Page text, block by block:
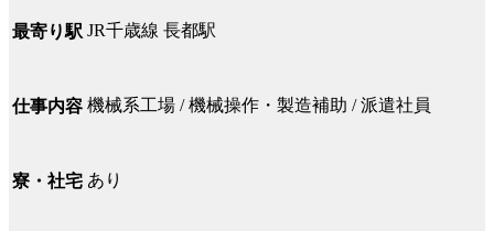
最寄り駅 JR千歳線 長都駅
仕事内容 機械系工場 / 機械操作・製造補助 / 派遣社員
寮・社宅 あり